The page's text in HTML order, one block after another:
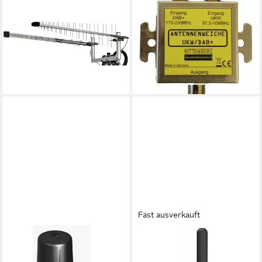
Duo Set Richtantenne GSM,
UMTS, WiFi, LTE,
Mobilfunkantenne
Wittenberg Antennen UKW &
DAB+ Antennenweiche UKW,
DAB+ Leistungsverstärker
37,33 €
lieferbar - in 2-3 Werktagen bei dir
WITTENBERG ANTENNEN
Wittenberg Antennen WB
Fast ausverkauft